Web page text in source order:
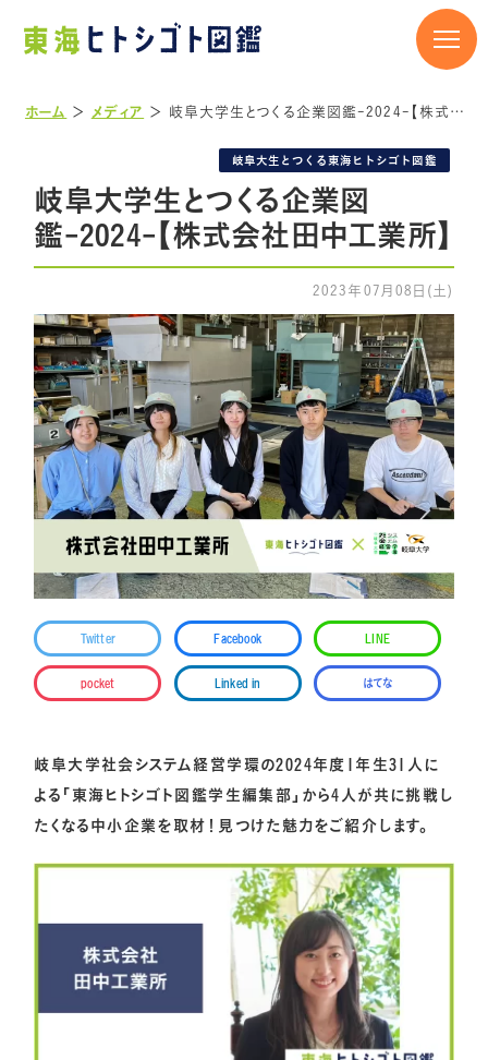
ホーム ＞ メディア ＞ 岐阜大学生とつくる企業図鑑-2024-【株式会社田中工業所】
岐阜大生とつくる東海ヒトシゴト図鑑
岐阜大学生とつくる企業図
鑑-2024-【株式会社田中工業所】
2023年07月08日(土)
Twitter Facebook LINE
pocket Linked in はてな
岐阜大学社会システム経営学環の2024年度1年生31人に
よる「東海ヒトシゴト図鑑学生編集部」から4人が共に挑戦し
たくなる中小企業を取材！見つけた魅力をご紹介します。